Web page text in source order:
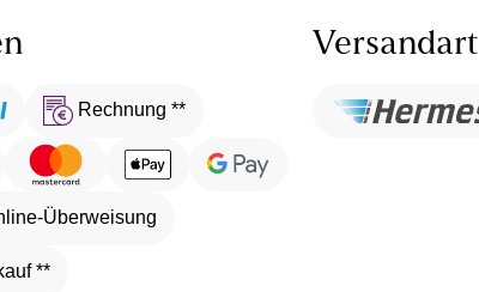
Rechnung **
Überweisung
**
Versandart